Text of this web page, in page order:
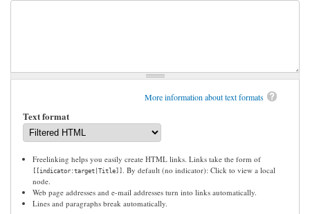
More information about text formats
Text format
Freelinking helps you easily create HTML links. Links take the form of
[[indicator:target|Title]]
. By default (no indicator): Click to view a local
node.
Web page addresses and e-mail addresses turn into links automatically.
Lines and paragraphs break automatically.